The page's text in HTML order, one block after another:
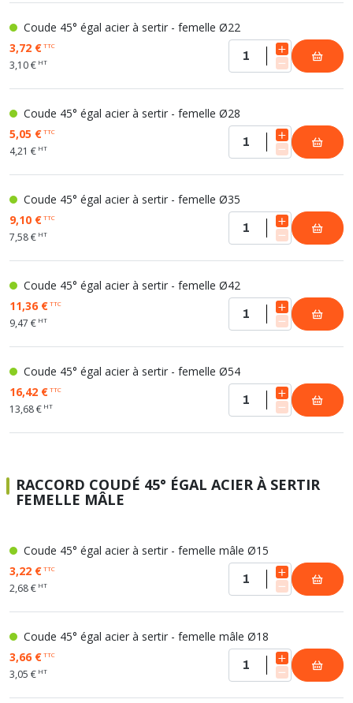
Coude 45° égal acier à sertir - femelle Ø22
3,72 €TTC
3,10 € HT
Coude 45° égal acier à sertir - femelle Ø28
5,05 €TTC
4,21 € HT
Coude 45° égal acier à sertir - femelle Ø35
9,10 €TTC
7,58 € HT
Coude 45° égal acier à sertir - femelle Ø42
11,36 €TTC
9,47 € HT
Coude 45° égal acier à sertir - femelle Ø54
16,42 €TTC
13,68 € HT
RACCORD COUDÉ 45° ÉGAL ACIER À SERTIR
FEMELLE MÂLE
Coude 45° égal acier à sertir - femelle mâle Ø15
3,22 €TTC
2,68 € HT
Coude 45° égal acier à sertir - femelle mâle Ø18
3,66 €TTC
3,05 € HT